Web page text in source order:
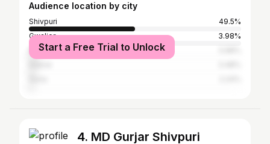
Audience location by city
Shivpuri
49.5%
Gwalior
3.98%
Bhopal
Start a Free Trial to Unlock
4. MD Gurjar Shivpuri